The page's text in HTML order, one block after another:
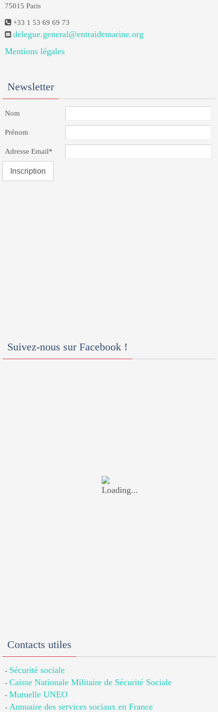
75015 Paris
+33 1 53 69 69 73
delegue.general@entraidemarine.org
Mentions légales
Newsletter
Nom
Prénom
Adresse Email*
Suivez-nous sur Facebook !
Contacts utiles
- Sécurité sociale
- Caisse Nationale Militaire de Sécurité Sociale
- Mutuelle UNEO
- Annuaire des services sociaux en France